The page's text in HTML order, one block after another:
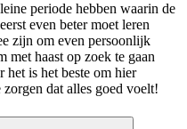
periode hebben waarin de
even beter moet leren
zijn om even persoonlijk
met haast op zoek te gaan
het is het beste om hier
dat alles goed voelt!